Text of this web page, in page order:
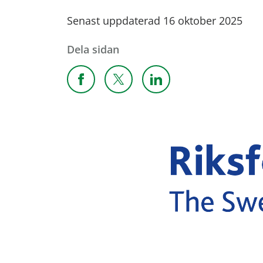
Senast uppdaterad 16 oktober 2025
Dela sidan
Dela sidan på Facebook
Dela sidan på XDela sidan på